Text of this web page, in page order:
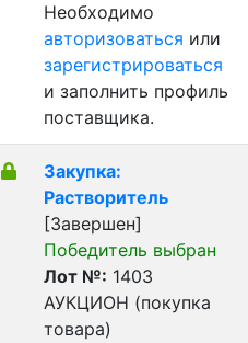
Необходимо
авторизоваться или
зарегистрироваться
и заполнить профиль
поставщика.
Закупка:
Растворитель
[Завершен]
Победитель выбран
Лот №: 1403
АУКЦИОН (покупка
товара)